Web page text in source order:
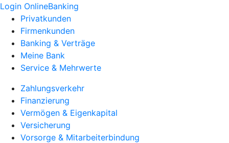
Login OnlineBanking
Privatkunden
Firmenkunden
Banking & Verträge
Meine Bank
Service & Mehrwerte
Zahlungsverkehr
Finanzierung
Vermögen & Eigenkapital
Versicherung
Vorsorge & Mitarbeiterbindung